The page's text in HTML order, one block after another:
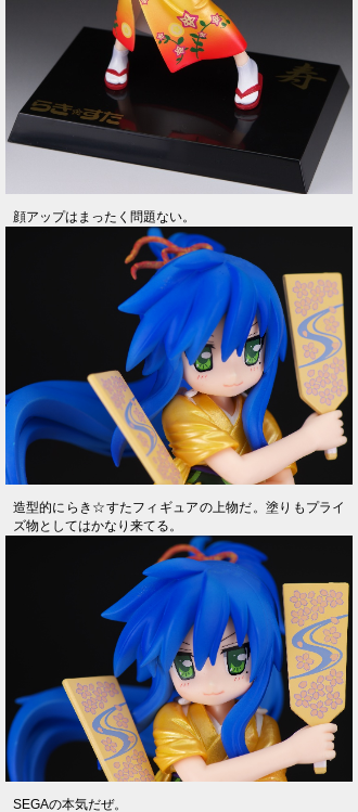
顔アップはまったく問題ない。
造型的にらき☆すたフィギュアの上物だ。塗りもプライ
ズ物としてはかなり来てる。
SEGAの本気だぜ。